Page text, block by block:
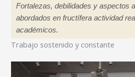
Fortalezas, debilidades y aspectos
abordados en fructífera actividad
académicos.
Trabajo sostenido y constante